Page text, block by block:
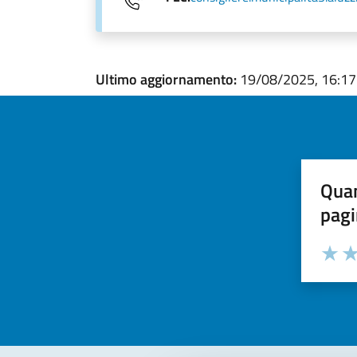
Ultimo aggiornamento: 19/08/2025, 16:17
Valuta